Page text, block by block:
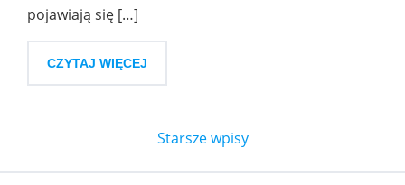
pojawiają się […]
CZYTAJ WIĘCEJ
NawigacjaStarsze wpisy